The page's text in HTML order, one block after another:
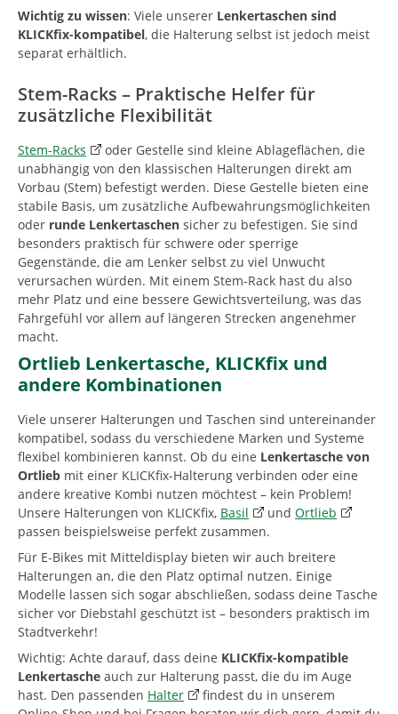
Wichtig zu wissen: Viele unserer Lenkertaschen sind
KLICKfix-kompatibel, die Halterung selbst ist jedoch meist
separat erhältlich.
Stem-Racks – Praktische Helfer für
zusätzliche Flexibilität
Stem-Racks
oder Gestelle sind kleine Ablageflächen, die
unabhängig von den klassischen Halterungen direkt am
Vorbau (Stem) befestigt werden. Diese Gestelle bieten eine
stabile Basis, um zusätzliche Aufbewahrungsmöglichkeiten
oder runde Lenkertaschen sicher zu befestigen. Sie sind
besonders praktisch für schwere oder sperrige
Gegenstände, die am Lenker selbst zu viel Unwucht
verursachen würden. Mit einem Stem-Rack hast du also
mehr Platz und eine bessere Gewichtsverteilung, was das
Fahrgefühl vor allem auf längeren Strecken angenehmer
macht.
Ortlieb Lenkertasche, KLICKfix und
andere Kombinationen
Viele unserer Halterungen und Taschen sind untereinander
kompatibel, sodass du verschiedene Marken und Systeme
flexibel kombinieren kannst. Ob du eine Lenkertasche von
Ortlieb mit einer KLICKfix-Halterung verbinden oder eine
andere kreative Kombi nutzen möchtest – kein Problem!
Unsere Halterungen von KLICKfix, Basil und Ortlieb
passen beispielsweise perfekt zusammen.
Für E-Bikes mit Mitteldisplay bieten wir auch breitere
Halterungen an, die den Platz optimal nutzen. Einige
Modelle lassen sich sogar abschließen, sodass deine Tasche
sicher vor Diebstahl geschützt ist – besonders praktisch im
Stadtverkehr!
Wichtig: Achte darauf, dass deine KLICKfix-kompatible
Lenkertasche auch zur Halterung passt, die du im Auge
hast. Den passenden Halter
findest du in unserem